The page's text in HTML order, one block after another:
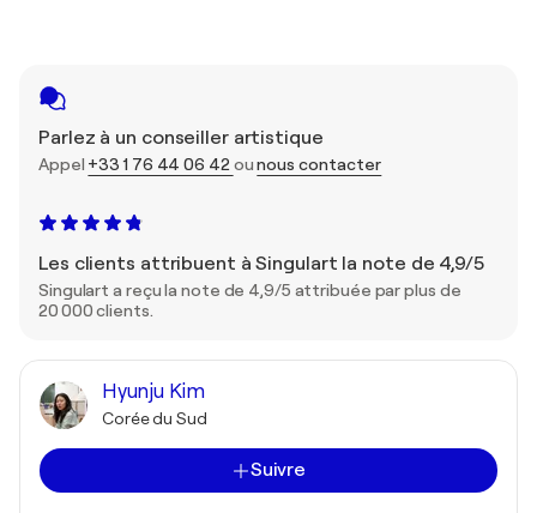
Parlez à un conseiller artistique
Appel +33 1 76 44 06 42 ounous contacter
Les clients attribuent à Singulart la note de 4,9/5
Singulart a reçu la note de 4,9/5 attribuée par plus de
20 000 clients.
Hyunju Kim
Corée du Sud
Suivre